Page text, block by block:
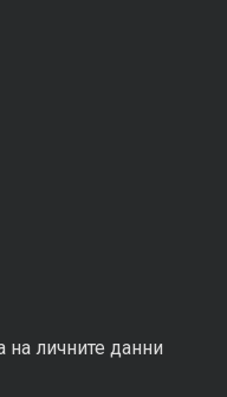
личните данни